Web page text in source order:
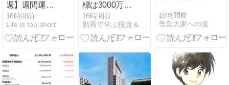
週】週間運用
結果【トライ
オート・バラ
エティCFD】
16時間前
Life is too short
標は3000万
円！それだけ
で人生が変わ
ります【ナス
座】
16時間前
18時間前
専業大家への道